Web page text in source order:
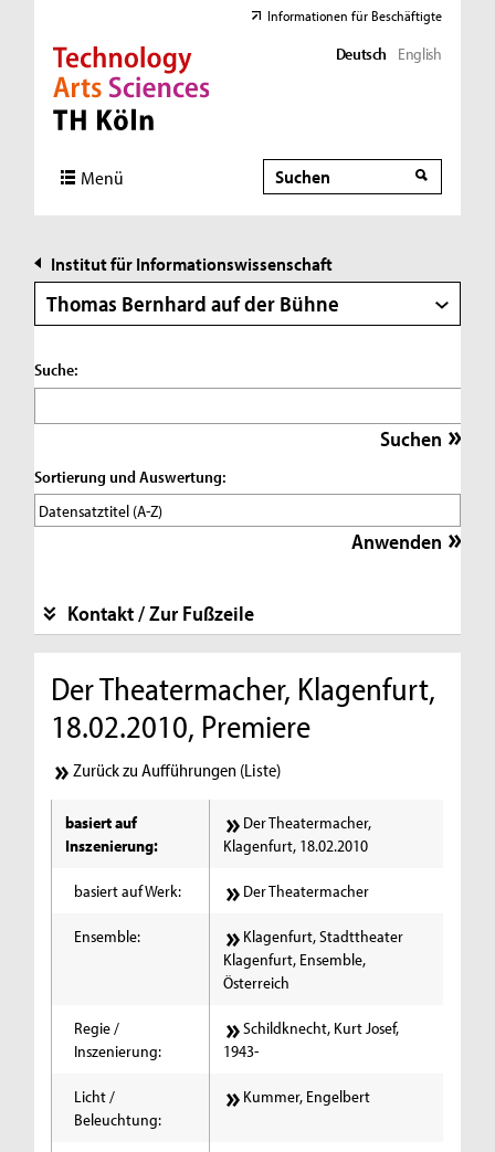
Direkt zur Hauptnavigation
Direkt zur Subnavigation
Direkt zum Inhalt
Direkt zum Fußbereich
Informationen für Beschäftigte
Deutsch English
Menü Suche
Suche
Institut für Informationswissenschaft
Thomas Bernhard auf der Bühne
Suche:
Sortierung und Auswertung:
Kontakt / Zur Fußzeile
Der Theatermacher, Klagenfurt,
18.02.2010, Premiere
Zurück zu Aufführungen (Liste)
basiert auf
Inszenierung:
Der Theatermacher,
Klagenfurt, 18.02.2010
basiert auf Werk: Der Theatermacher
Ensemble:
Klagenfurt, Stadttheater
Klagenfurt, Ensemble,
Österreich
Regie /
Inszenierung:
Schildknecht, Kurt Josef,
1943-
Licht /
Beleuchtung:
Kummer, Engelbert